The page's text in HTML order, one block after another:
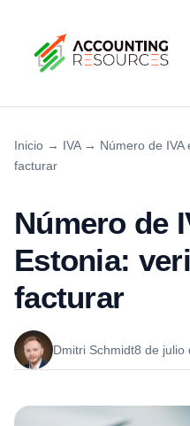
Inicio → IVA→ Número de IVA
facturar
Número de
Estonia:
facturar
Dmitri Schmidt8 de julio